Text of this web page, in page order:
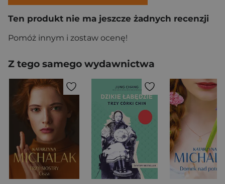
Ten produkt nie ma jeszcze żadnych recenzji
Pomóż innym i zostaw ocenę!
Z tego samego wydawnictwa